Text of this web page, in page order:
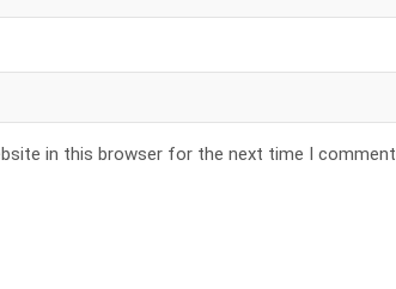
in this browser for the next time I comment.